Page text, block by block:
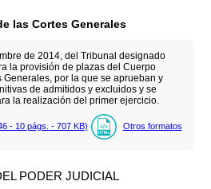
las Cortes Generales
de 2014, del Tribunal designado
la provisión de plazas del Cuerpo
por la que se aprueban y
de admitidos y excluidos y se
la realización del primer ejercicio.
- 10 págs. - 707 KB) Otros formatos
PODER JUDICIAL